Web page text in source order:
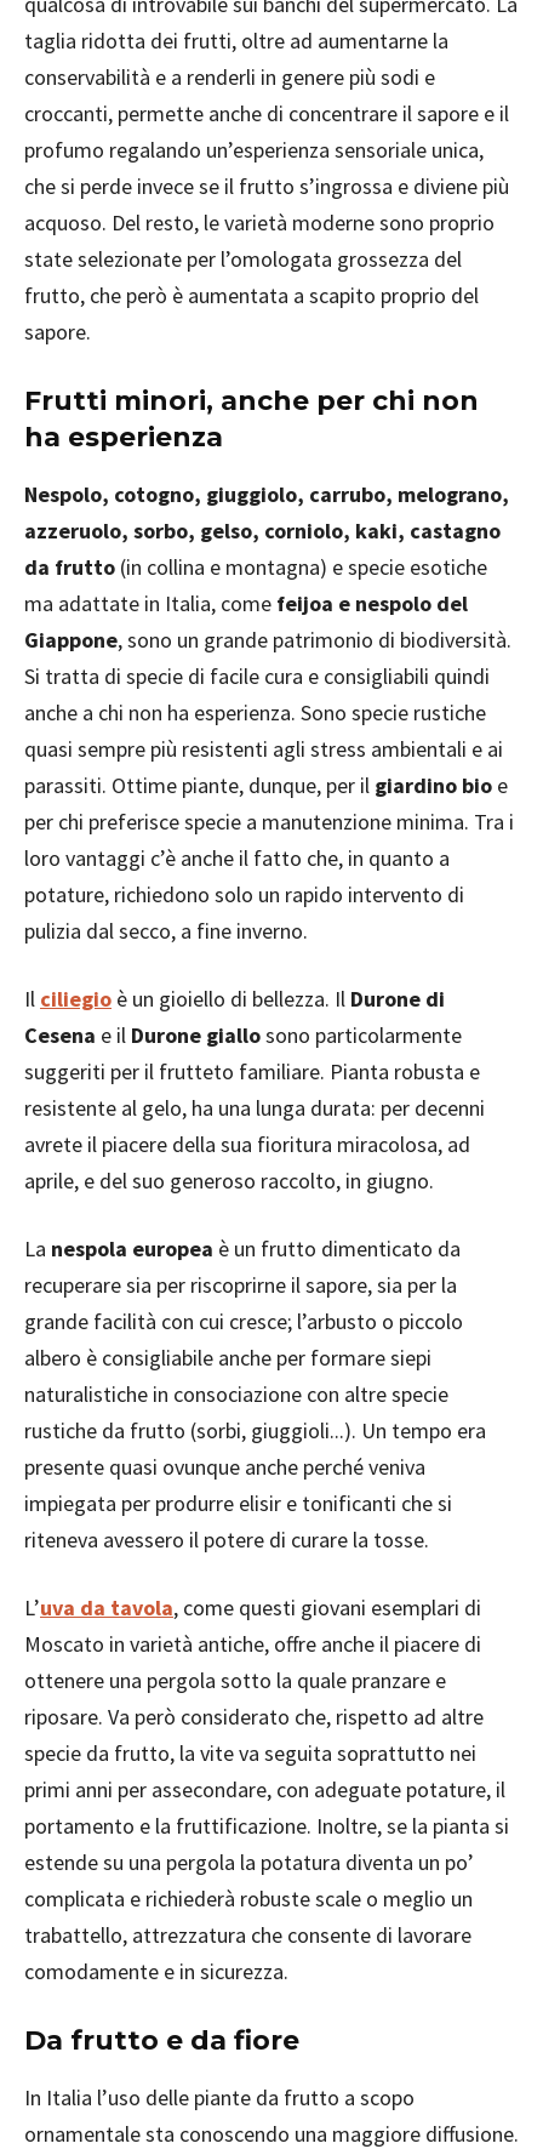
taglia ridotta dei frutti, oltre ad aumentarne la
conservabilità e a renderli in genere più sodi e
croccanti, permette anche di concentrare il sapore e il
profumo regalando un’esperienza sensoriale unica,
che si perde invece se il frutto s’ingrossa e diviene più
acquoso. Del resto, le varietà moderne sono proprio
state selezionate per l’omologata grossezza del
frutto, che però è aumentata a scapito proprio del
sapore.
Frutti minori, anche per chi non
ha esperienza
Nespolo, cotogno, giuggiolo, carrubo, melograno,
azzeruolo, sorbo, gelso, corniolo, kaki, castagno
da frutto (in collina e montagna) e specie esotiche
ma adattate in Italia, come feijoa e nespolo del
Giappone, sono un grande patrimonio di biodiversità.
Si tratta di specie di facile cura e consigliabili quindi
anche a chi non ha esperienza. Sono specie rustiche
quasi sempre più resistenti agli stress ambientali e ai
parassiti. Ottime piante, dunque, per il giardino bio e
per chi preferisce specie a manutenzione minima. Tra i
loro vantaggi c’è anche il fatto che, in quanto a
potature, richiedono solo un rapido intervento di
pulizia dal secco, a fine inverno.
Il ciliegio è un gioiello di bellezza. Il Durone di
Cesena e il Durone giallosono particolarmente
suggeriti per il frutteto familiare. Pianta robusta e
resistente al gelo, ha una lunga durata: per decenni
avrete il piacere della sua fioritura miracolosa, ad
aprile, e del suo generoso raccolto, in giugno.
La nespola europea è un frutto dimenticato da
recuperare sia per riscoprirne il sapore, sia per la
grande facilità con cui cresce; l’arbusto o piccolo
albero è consigliabile anche per formare siepi
naturalistiche in consociazione con altre specie
rustiche da frutto (sorbi, giuggioli...). Un tempo era
presente quasi ovunque anche perché veniva
impiegata per produrre elisir e tonificanti che si
riteneva avessero il potere di curare la tosse.
L’uva da tavola, come questi giovani esemplari di
Moscato in varietà antiche, offre anche il piacere di
ottenere una pergola sotto la quale pranzare e
riposare. Va però considerato che, rispetto ad altre
specie da frutto, la vite va seguita soprattutto nei
primi anni per assecondare, con adeguate potature, il
portamento e la fruttificazione. Inoltre, se la pianta si
estende su una pergola la potatura diventa un po’
complicata e richiederà robuste scale o meglio un
trabattello, attrezzatura che consente di lavorare
comodamente e in sicurezza.
Da frutto e da fiore
In Italia l’uso delle piante da frutto a scopo
ornamentale sta conoscendo una maggiore diffusione.